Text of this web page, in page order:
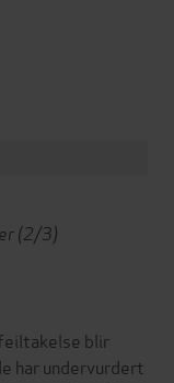
(2/3)
blir
har undervurdert